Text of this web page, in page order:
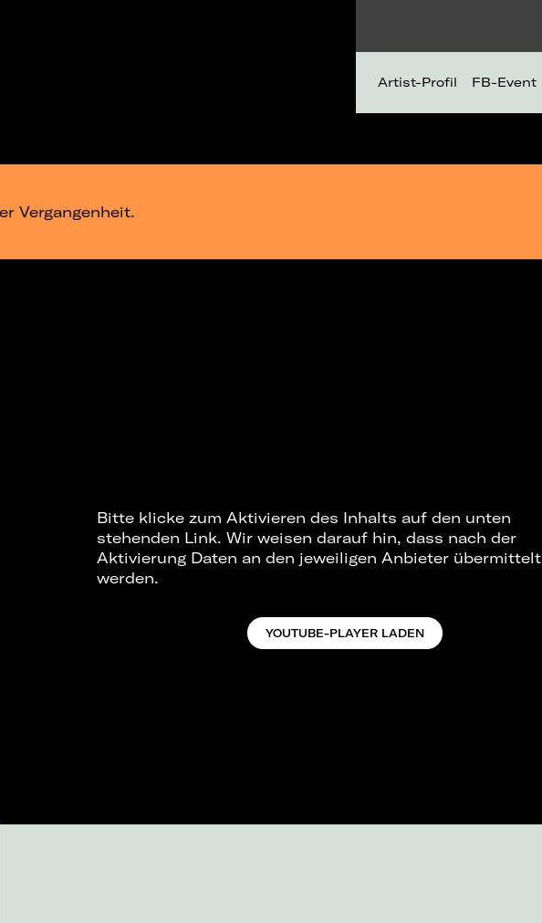
Artist-Profil FB-Event
Vergangenheit.
Bitte klicke zum Aktivieren des Inhalts auf den unten
stehenden Link. Wir weisen darauf hin, dass nach der
Aktivierung Daten an den jeweiligen Anbieter übermittelt
werden.
YOUTUBE-PLAYER LADEN